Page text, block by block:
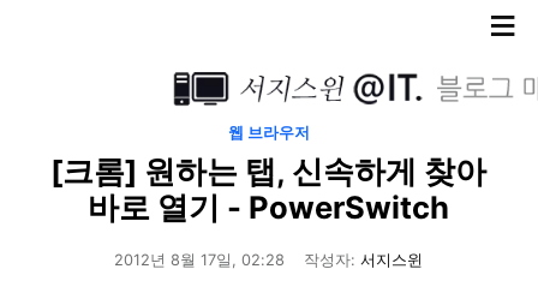
≡
웹 브라우저
[크롬] 원하는 탭, 신속하게 찾아
바로 열기 - PowerSwitch
2012년 8월 17일, 02:28 작성자:서지스윈